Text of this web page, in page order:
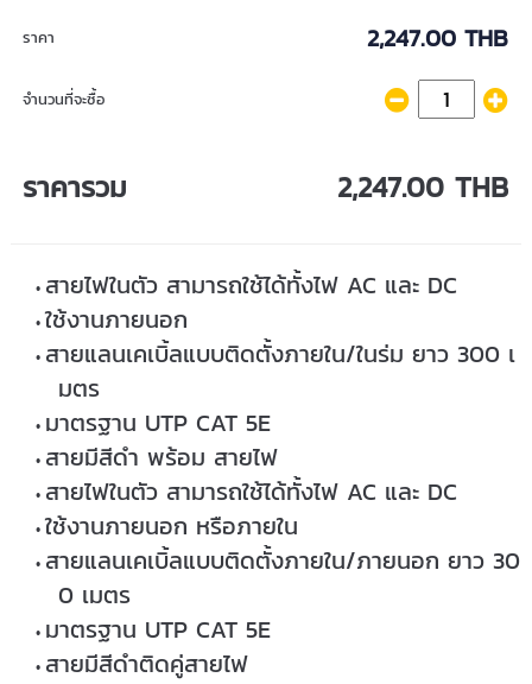
ราคา 2,247.00 THB
จำนวนที่จะซื้อ
ราคารวม 2,247.00 THB
สายไฟในตัว สามารถใช้ได้ทั้งไฟ AC และ DC
ใช้งานภายนอก
สายแลนเคเบิ้ลแบบติดตั้งภายใน/ในร่ม ยาว 300 เ
มตร
มาตรฐาน UTP CAT 5E
สายมีสีดำ พร้อม สายไฟ
สายไฟในตัว สามารถใช้ได้ทั้งไฟ AC และ DC
ใช้งานภายนอก หรือภายใน
สายแลนเคเบิ้ลแบบติดตั้งภายใน/ภายนอก ยาว 30
0 เมตร
มาตรฐาน UTP CAT 5E
สายมีสีดำติดคู่สายไฟ